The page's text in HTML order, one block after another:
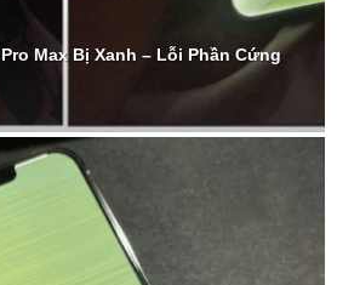
Max Bị Xanh – Lỗi Phần Cứng